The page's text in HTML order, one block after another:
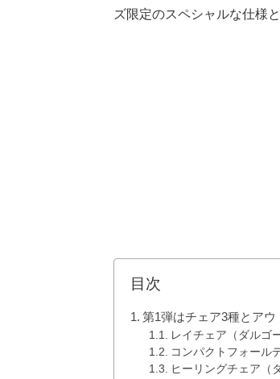
ズ限定のスペシャルな仕様
目次
第1弾はチェア3種とアウ
レイチェア（ダルゴ
コンパクトフォール
ヒーリングチェア（